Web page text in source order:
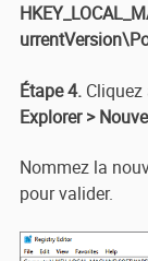
Étape 4.Cliquez
Explorer >
Nommez la
pour valider.